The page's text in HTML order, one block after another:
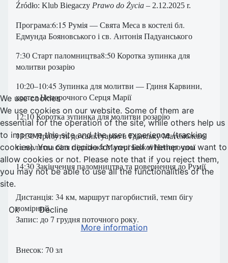
Źródło: Klub Biegaczy Prawo do Życia – 2.12.2025 r.
Програма:6:15 Румія — Свята Меса в костелі бл.
Едмунда Бояновського і св. Антонія Падуанського
7:30 Старт паломництва8:50 Коротка зупинка для
молитви розарію
10:20–10:45 Зупинка для молитви — Гдиня Карвини,
костел Непорочного Серця Марії
12:10 Коротка зупинка для молитви розарію
13:30 Прибуття до санктуарію в Гданську Матемблево
та молитва біля підніжжя Матері Божої Непорочної
14:30 Закінчення паломництва та повернення до Румії
Дистанція: 34 км, маршрут пагорбистий, темп бігу
помірний.
Запис: до 7 грудня поточного року.
Внесок: 70 зл
We use cookies
We use cookies on our website. Some of them are
essential for the operation of the site, while others help us
to improve this site and the user experience (tracking
cookies). You can decide for yourself whether you want to
allow cookies or not. Please note that if you reject them,
you may not be able to use all the functionalities of the
site.
Ok
Decline
More information